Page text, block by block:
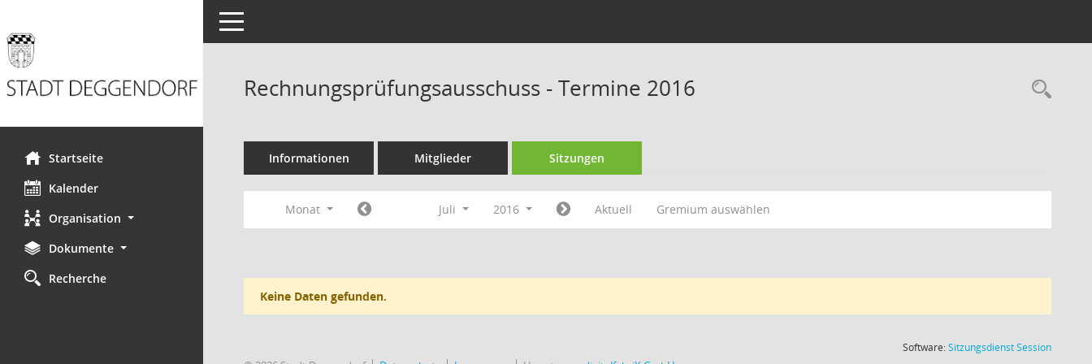
Startseite
Kalender
Organisation
Dokumente
Recherche
Toggle navigation
Rechnungsprüfungsausschuss - Termine 2016
Informationen Mitglieder Sitzungen
Monat Juli 2016 Aktuell Gremium auswählen
Keine Daten gefunden.
Software:SitzungsdienstSession(Wird in